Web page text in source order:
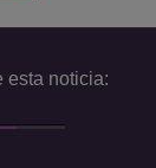
esta noticia: